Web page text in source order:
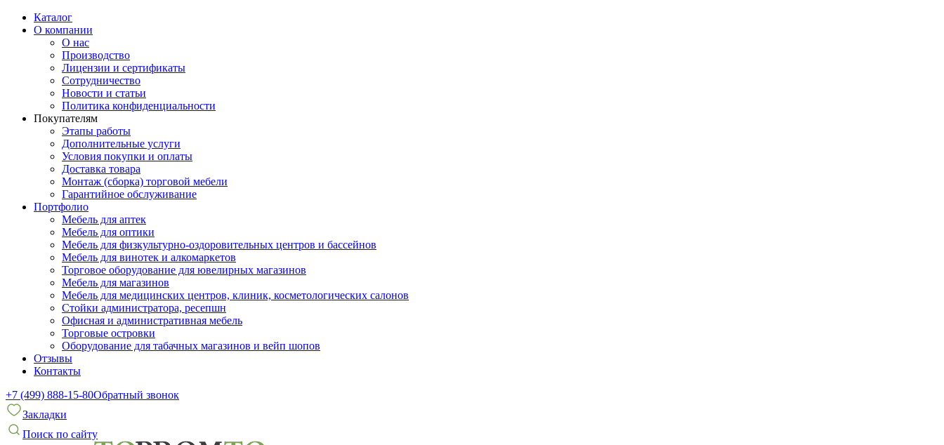
Каталог
О компании
О нас
Производство
Лицензии и сертификаты
Сотрудничество
Новости и статьи
Политика конфиденциальности
Покупателям
Этапы работы
Дополнительные услуги
Условия покупки и оплаты
Доставка товара
Монтаж (сборка) торговой мебели
Гарантийное обслуживание
Портфолио
Мебель для аптек
Мебель для оптики
Мебель для физкультурно-оздоровительных центров и бассейнов
Мебель для винотек и алкомаркетов
Торговое оборудование для ювелирных магазинов
Мебель для магазинов
Мебель для медицинских центров, клиник, косметологических салонов
Стойки администратора, ресепшн
Офисная и административная мебель
Торговые островки
Оборудование для табачных магазинов и вейп шопов
Отзывы
Контакты
+7 (499) 888-15-80Обратный звонок
Закладки
Поиск по сайту